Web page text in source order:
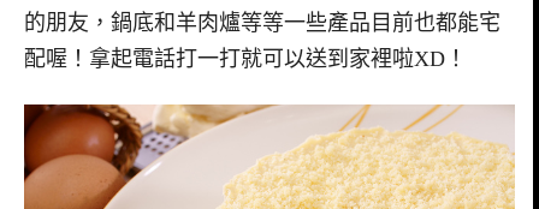
的朋友，鍋底和羊肉爐等等一些產品目前也都能宅
配喔！拿起電話打一打就可以送到家裡啦XD！